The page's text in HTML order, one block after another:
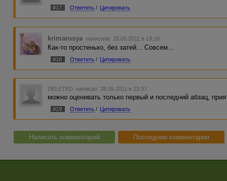
#17 Ответить / Цитировать
krimarusya написала 28.05.2011 в 19:18
Как-то простенько, без затей... Совсем...
#18 Ответить / Цитировать
DELETED написал 28.05.2011 в 23:37
можно оценивать только первый и последний абзац,
#19 Ответить / Цитировать
Написать комментарий Последние комментарии